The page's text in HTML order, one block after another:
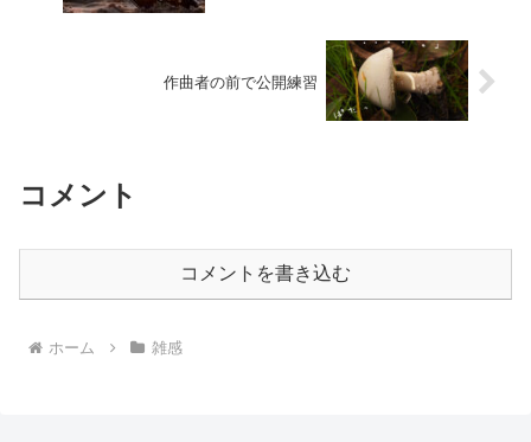
作曲者の前で公開練習
コメント
コメントを書き込む
ホーム 雑感